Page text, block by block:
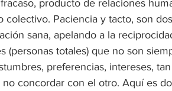
producto de relaciones
Paciencia y tacto, son
sana, apelando a la
(personas totales) que no son
preferencias, intereses,
concordar con el otro. Aquí es